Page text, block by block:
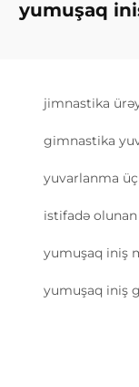
yumuşaq
jimnastika
gimnastika
yuvarlanma
istifadə
yumuşaq iniş
yumuşaq iniş